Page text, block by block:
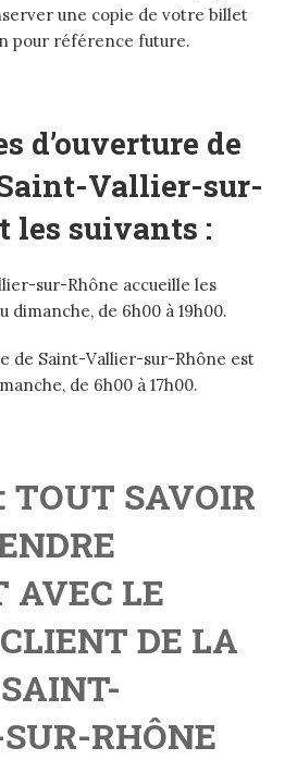
une copie de votre billet
pour référence future.
d’ouverture de
Vallier-sur-
les suivants :
sur-Rhône accueille les
dimanche, de 6h00 à 19h00.
de Saint-Vallier-sur-Rhône est
de 6h00 à 17h00.
TOUT SAVOIR
AVEC LE
DE LA
RHÔNE